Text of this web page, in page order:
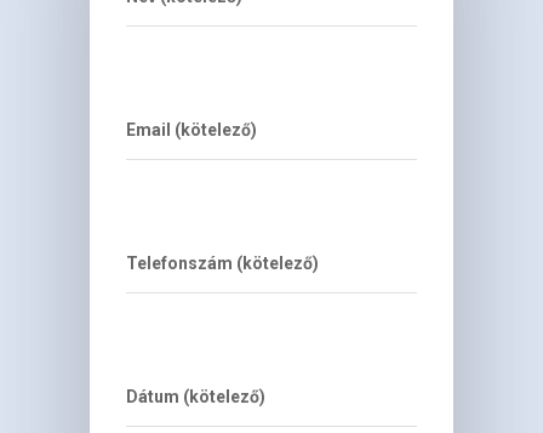
Email (kötelező)
Telefonszám (kötelező)
Dátum (kötelező)